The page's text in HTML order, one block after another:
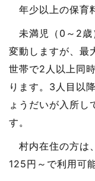
年少以上の保育
未満児（0～2歳
変動しますが、最
世帯で2人以上同
ります。3人目以
ょうだいが入所し
す。
村内在住の方は
125円～で利用可